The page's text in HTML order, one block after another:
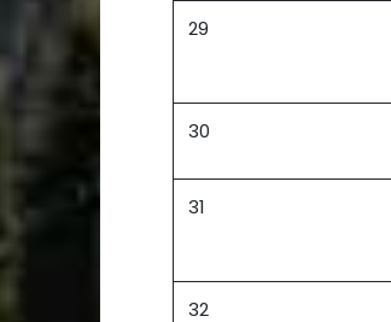
29
30
31
32